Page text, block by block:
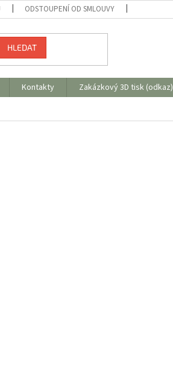
ODSTOUPENÍ OD SMLOUVY
HLEDAT
Kontakty
Zakázkový 3D tisk (odkaz)